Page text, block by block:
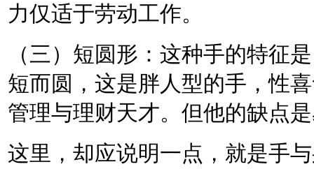
力仅适于劳动工作。
（三）短圆形：这种手的特征
短而圆，这是胖人型的手，性
管理与理财天才。但他的缺点
这里，却应说明一点，就是手